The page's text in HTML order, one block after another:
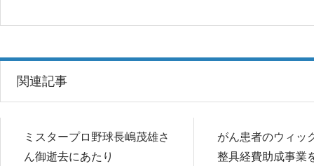
関連記事
ミスタープロ野球長嶋茂雄さ
ん御逝去にあたり
がん患者のウィッ
整具経費助成事業